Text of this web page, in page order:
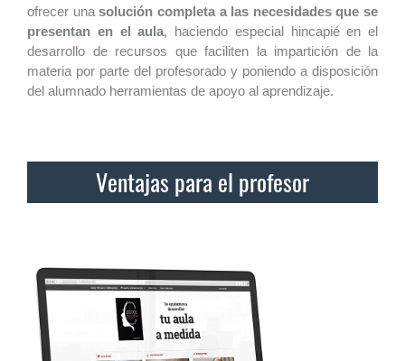
ofrecer unasolución completa a las necesidades que se
presentan en el aula, haciendo especial hincapié en el
desarrollo de recursos que faciliten la impartición de la
materia por parte del profesorado y poniendo a disposición
del alumnado herramientas de apoyo al aprendizaje.
Ventajas para el profesor